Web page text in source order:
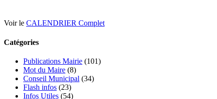
Voir le CALENDRIER Complet
Catégories
Publications Mairie (101)
Mot du Maire (8)
Conseil Municipal (34)
Flash infos (23)
Infos Utiles (54)